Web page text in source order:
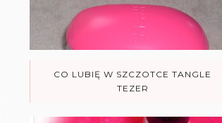
CO LUBIĘ W SZCZOTCE TANGLE
TEZER